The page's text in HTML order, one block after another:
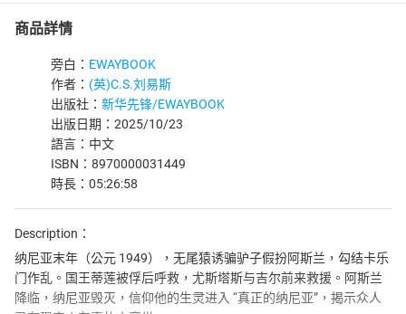
商品詳情
旁白： EWAYBOOK
作者： (英)C.S.刘易斯
出版社： 新华先锋/EWAYBOOK
出版日期：2025/10/23
語言：中文
ISBN：8970000031449
時長：05:26:58
Description：
纳尼亚末年（公元 1949），无尾猿诱骗驴子假扮阿斯兰，勾结卡乐
门作乱。国王蒂莲被俘后呼救，尤斯塔斯与吉尔前来救援。阿斯兰
降临，纳尼亚毁灭，信仰他的生灵进入 “真正的纳尼亚”，揭示众人